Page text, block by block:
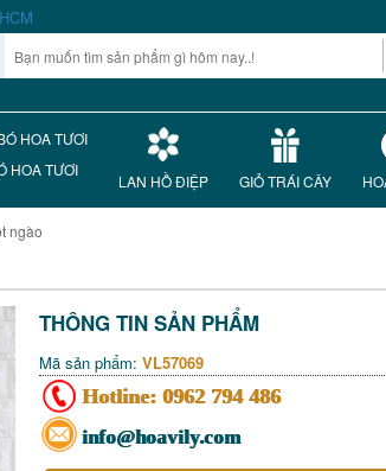
HOA TƯƠI
LAN HỒ ĐIỆP GIỎ TRÁI CÂY
ngào
THÔNG TIN SẢN PHẨM
Mã sản phẩm: VL57069
Hotline: 0962 794 486
info@hoavily.com